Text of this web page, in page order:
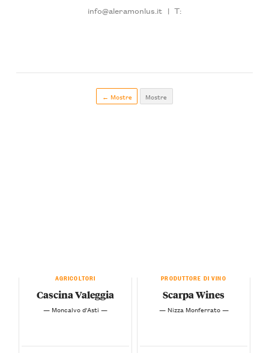
info@aleramonlus.it | T:
← Mostre Mostre
AGRICOLTORI
Cascina Valeggia
— Moncalvo d'Asti —
PRODUTTORE DI VINO
Scarpa Wines
— Nizza Monferrato —